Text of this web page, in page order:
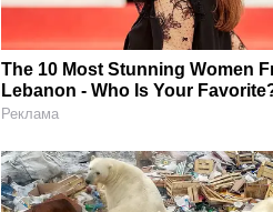
The 10 Most Stunning Women
Lebanon - Who Is Your
Реклама